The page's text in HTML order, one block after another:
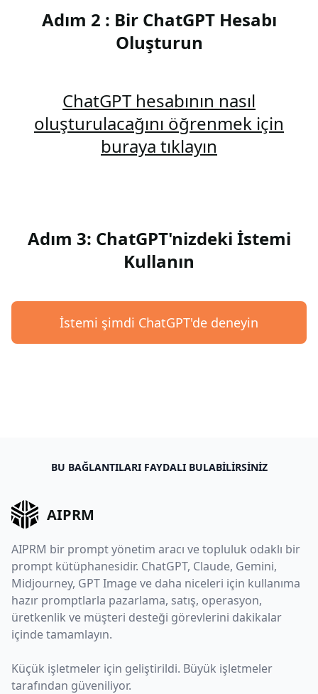
Adım 2 : Bir ChatGPT Hesabı
Oluşturun
ChatGPT hesabının nasıl
oluşturulacağını öğrenmek için
buraya tıklayın
Adım 3: ChatGPT'nizdeki İstemi
Kullanın
İstemi şimdi ChatGPT'de deneyin
BU BAĞLANTILARI FAYDALI BULABILIRSINIZ
AIPRM
AIPRM bir prompt yönetim aracı ve topluluk odaklı bir
prompt kütüphanesidir. ChatGPT, Claude, Gemini,
Midjourney, GPT Image ve daha niceleri için kullanıma
hazır promptlarla pazarlama, satış, operasyon,
üretkenlik ve müşteri desteği görevlerini dakikalar
içinde tamamlayın.
Küçük işletmeler için geliştirildi. Büyük işletmeler
tarafından güveniliyor.